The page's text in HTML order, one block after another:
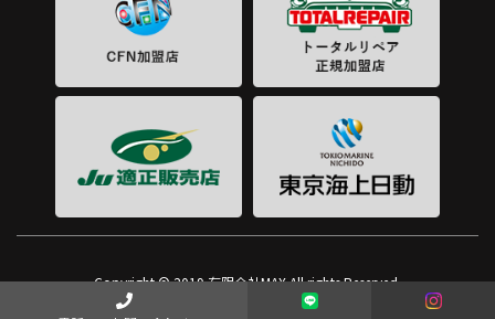
Copyright © 2019 有限会社MAX All rights Reserved.